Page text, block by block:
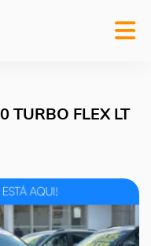
TURBO FLEX LT